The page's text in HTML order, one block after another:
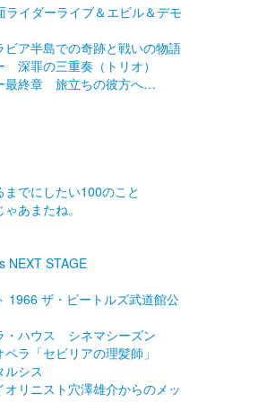
ライダーライブ＆エビル＆デモ
ア半島での奇跡と戦いの物語
深罪の三重奏（トリオ）
最終章 旅立ちの彼方へ…
でにしたい100のこと
あまたね。
NEXT STAGE
1966 ザ・ビートルズ武道館公
・ハウス シネマシーズン
ラ「セビリアの理髪師」
ルシス
リニスト穴澤雄介からのメッ